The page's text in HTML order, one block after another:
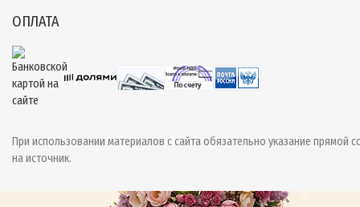
ОПЛАТА
При использовании материалов с сайта обязательно указание прямой
на источник.